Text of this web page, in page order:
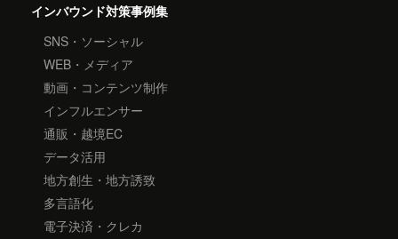
インバウンド対策事例集
SNS・ソーシャル
WEB・メディア
動画・コンテンツ制作
インフルエンサー
通販・越境EC
データ活用
地方創生・地方誘致
多言語化
電子決済・クレカ